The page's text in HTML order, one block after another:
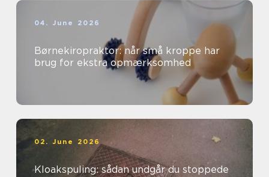
04. June 2026
Børnekiropraktor: når små kroppe har
brug for ekstra opmærksomhed
02. June 2026
Kloakspuling: sådan undgår du stoppede